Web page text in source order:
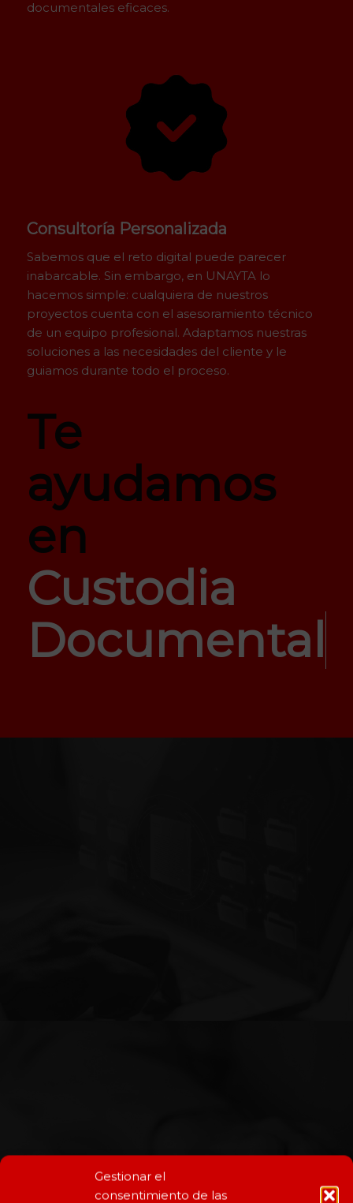
Gestionar el
consentimiento de las
documentales eficaces.
Consultoría Personalizada
Sabemos que el reto digital puede parecer
inabarcable. Sin embargo, en UNAYTA lo
hacemos simple: cualquiera de nuestros
proyectos cuenta con el asesoramiento técnico
de un equipo profesional. Adaptamos nuestras
soluciones a las necesidades del cliente y le
guiamos durante todo el proceso.
Te
ayudamos
en
Custodia
Documental